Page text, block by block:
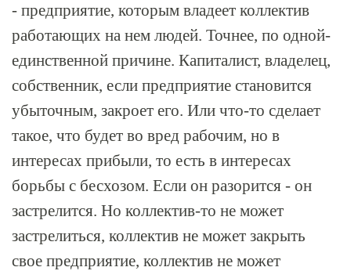
- предприятие, которым владеет коллектив
работающих на нем людей. Точнее, по одной-
единственной причине. Капиталист, владелец,
собственник, если предприятие становится
убыточным, закроет его. Или что-то сделает
такое, что будет во вред рабочим, но в
интересах прибыли, то есть в интересах
борьбы с бесхозом. Если он разорится - он
застрелится. Но коллектив-то не может
застрелиться, коллектив не может закрыть
свое предприятие, коллектив не может